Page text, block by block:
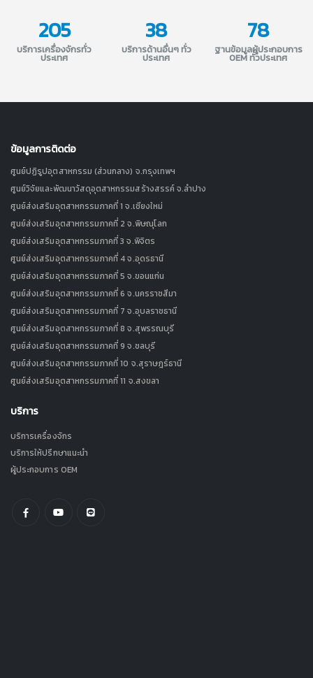
205
บริการเครื่องจักรทั่ว
ประเทศ
38
บริการด้านอื่นๆ ทั่ว
ประเทศ
78
ฐานข้อมูลผู้ประกอบการ
OEM ทั่วประเทศ
ข้อมูลการติดต่อ
ศูนย์ปฏิรูปอุตสาหกรรม (ส่วนกลาง) จ.กรุงเทพฯ
ศูนย์วิจัยและพัฒนาวัสดุอุตสาหกรรมสร้างสรรค์ จ.ลำปาง
ศูนย์ส่งเสริมอุตสาหกรรมภาคที่ 1 จ.เชียงใหม่
ศูนย์ส่งเสริมอุตสาหกรรมภาคที่ 2 จ.พิษณุโลก
ศูนย์ส่งเสริมอุตสาหกรรมภาคที่ 3 จ.พิจิตร
ศูนย์ส่งเสริมอุตสาหกรรมภาคที่ 4 จ.อุดรธานี
ศูนย์ส่งเสริมอุตสาหกรรมภาคที่ 5 จ.ขอนแก่น
ศูนย์ส่งเสริมอุตสาหกรรมภาคที่ 6 จ.นครราชสีมา
ศูนย์ส่งเสริมอุตสาหกรรมภาคที่ 7 จ.อุบลราชธานี
ศูนย์ส่งเสริมอุตสาหกรรมภาคที่ 8 จ.สุพรรณบุรี
ศูนย์ส่งเสริมอุตสาหกรรมภาคที่ 9 จ.ชลบุรี
ศูนย์ส่งเสริมอุตสาหกรรมภาคที่ 10 จ.สุราษฎร์ธานี
ศูนย์ส่งเสริมอุตสาหกรรมภาคที่ 11 จ.สงขลา
บริการ
บริการเครื่องจักร
บริการให้ปรึกษาแนะนำ
ผู้ประกอบการ OEM